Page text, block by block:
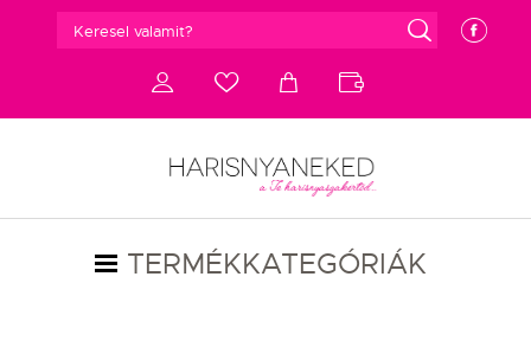
e g
d c a b
TERMÉKKATEGÓRIÁK